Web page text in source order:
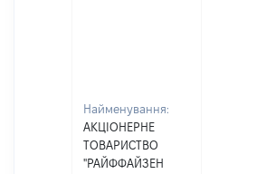
Найменування:
АКЦІОНЕРНЕ
ТОВАРИСТВО
"РАЙФФАЙЗЕН